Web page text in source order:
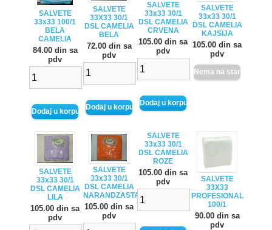
SALVETE
33x33 100/1
BELA
CAMELIA
84.00 din sa
pdv
SALVETE
33X33 30/1
DSL CAMELIA
BELA
72.00 din sa
pdv
SALVETE
33x33 30/1
DSL CAMELIA
CRVENA
105.00 din sa
pdv
SALVETE
33x33 30/1
DSL CAMELIA
KAJSIJA
105.00 din sa
pdv
SALVETE
33x33 30/1
DSL CAMELIA
LILA
105.00 din sa
pdv
SALVETE
33x33 30/1
DSL CAMELIA
NARANDZASTA
105.00 din sa
pdv
SALVETE
33x33 30/1
DSL CAMELIA
ROZE
105.00 din sa
pdv
SALVETE
33X33
PROFESIONAL
100/1
90.00 din sa
pdv